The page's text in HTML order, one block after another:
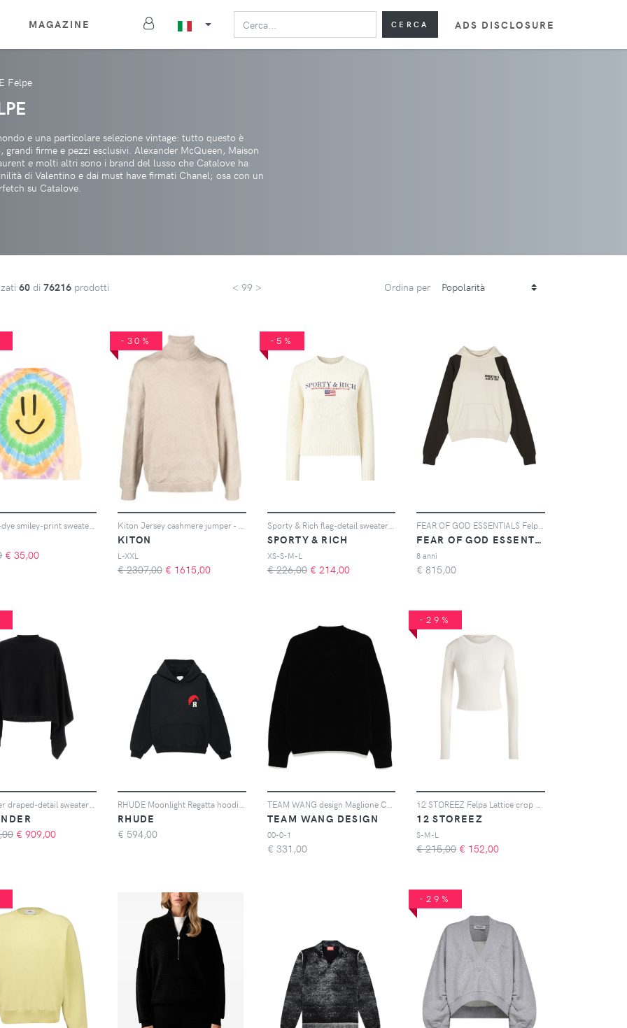
MAGAZINE CERCA ADS DISCLOSURE
Felpe
e una particolare selezione vintage: tutto questo è
firme e pezzi esclusivi. Alexander McQueen, Maison
e molti altri sono i brand del lusso che Catalove ha
di Valentino e dai must have firmati Chanel; osa con un
su Catalove.
60 di 76216 prodotti < 99 > Ordina per
€ 35,00
-30%
KITON
L-XXL
€ 2307,00 € 1615,00
-5%
Sporty & Rich flag-detail sweater - Toni neutri
SPORTY & RICH
XS-S-M-L
€ 226,00 € 214,00
FEAR OF GOD ESSENTIALS
8 anni
€ 815,00
€ 909,00
RHUDE
€ 594,00
TEAM WANG DESIGN
00-0-1
€ 331,00
-29%
12 STOREEZ
S-M-L
€ 215,00 € 152,00
-29%